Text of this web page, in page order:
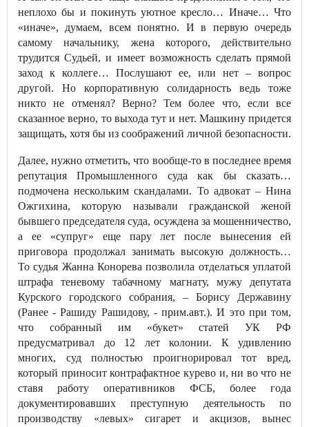
неплохо бы и покинуть уютное кресло… Иначе… Что
«иначе», думаем, всем понятно. И в первую очередь
самому начальнику, жена которого, действительно
трудится Судьей, и имеет возможность сделать прямой
заход к коллеге… Послушают ее, или нет – вопрос
другой. Но корпоративную солидарность ведь тоже
никто не отменял? Верно? Тем более что, если все
сказанное верно, то выхода тут и нет. Машкину придется
защищать, хотя бы из соображений личной безопасности.
Далее, нужно отметить, что вообще-то в последнее время
репутация Промышленного суда как бы сказать…
подмочена нескольким скандалами. То адвокат – Нина
Ожгихина, которую называли гражданской женой
бывшего председателя суда, осуждена за мошенничество,
а ее «супруг» еще пару лет после вынесения ей
приговора продолжал занимать высокую должность…
То судья Жанна Конорева позволила отделаться уплатой
штрафа теневому табачному магнату, мужу депутата
Курского городского собрания, – Борису Державину
(Ранее - Рашиду Рашидову, - прим.авт.). И это при том,
что собранный им «букет» статей УК РФ
предусматривал до 12 лет колонии. К удивлению
многих, суд полностью проигнорировал тот вред,
который приносит контрафактное курево и, ни во что не
ставя работу оперативников ФСБ, более года
документировавших преступную деятельность по
производству «левых» сигарет и акцизов, вынес